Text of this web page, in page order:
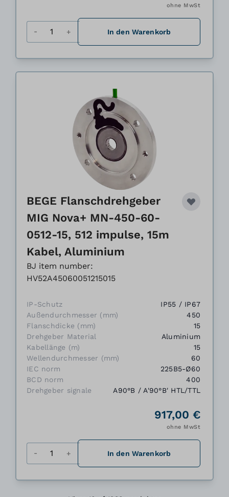
ohne MwSt
In den Warenkorb
BEGE Flanschdrehgeber
MIG Nova+ MN-450-60-
0512-15, 512 impulse, 15m
Kabel, Aluminium
BJ item number:
HV52A45060051215015
IP-Schutz
IP55 / IP67
Außendurchmesser (mm)
450
Flanschdicke (mm)
15
Drehgeber Material
Aluminium
Kabellänge (m)
15
Wellendurchmesser (mm)
60
IEC norm
225B5-Ø60
BCD norm
400
Drehgeber signale
A90°B / A'90°B' HTL/TTL
917,00 €
ohne MwSt
In den Warenkorb